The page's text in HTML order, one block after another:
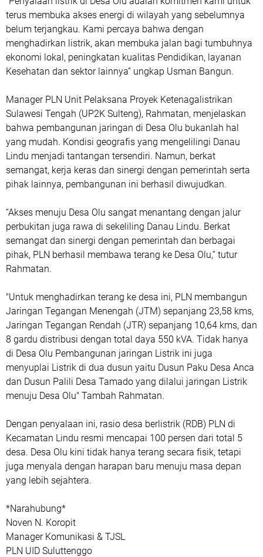
terus membuka akses energi di wilayah yang sebelumnya
belum terjangkau. Kami percaya bahwa dengan
menghadirkan listrik, akan membuka jalan bagi tumbuhnya
ekonomi lokal, peningkatan kualitas Pendidikan, layanan
Kesehatan dan sektor lainnya” ungkap Usman Bangun.
Manager PLN Unit Pelaksana Proyek Ketenagalistrikan
Sulawesi Tengah (UP2K Sulteng), Rahmatan, menjelaskan
bahwa pembangunan jaringan di Desa Olu bukanlah hal
yang mudah. Kondisi geografis yang mengelilingi Danau
Lindu menjadi tantangan tersendiri. Namun, berkat
semangat, kerja keras dan sinergi dengan pemerintah serta
pihak lainnya, pembangunan ini berhasil diwujudkan.
“Akses menuju Desa Olu sangat menantang dengan jalur
perbukitan juga rawa di sekeliling Danau Lindu. Berkat
semangat dan sinergi dengan pemerintah dan berbagai
pihak, PLN berhasil membawa terang ke Desa Olu,” tutur
Rahmatan.
"Untuk menghadirkan terang ke desa ini, PLN membangun
Jaringan Tegangan Menengah (JTM) sepanjang 23,58 kms,
Jaringan Tegangan Rendah (JTR) sepanjang 10,64 kms, dan
8 gardu distribusi dengan total daya 550 kVA. Tidak hanya
di Desa Olu Pembangunan jaringan Listrik ini juga
menyuplai Listrik di dua dusun yaitu Dusun Paku Desa Anca
dan Dusun Palili Desa Tamado yang dilalui jaringan Listrik
menuju Desa Olu" Tambah Rahmatan.
Dengan penyalaan ini, rasio desa berlistrik (RDB) PLN di
Kecamatan Lindu resmi mencapai 100 persen dari total 5
desa. Desa Olu kini tidak hanya terang secara fisik, tetapi
juga menyala dengan harapan baru menuju masa depan
yang lebih sejahtera.
*Narahubung*
Noven N. Koropit
Manager Komunikasi & TJSL
PLN UID Suluttenggo